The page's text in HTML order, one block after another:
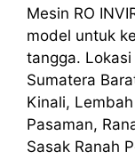
Mesin RO
model untuk
tangga.
Sumatera
Kinali,
Pasaman,
Sasak Ranah